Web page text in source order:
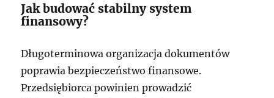
Jak budować stabilny system
finansowy?
Długoterminowa organizacja dokumentów
poprawia bezpieczeństwo finansowe.
Przedsiębiorca powinien prowadzić